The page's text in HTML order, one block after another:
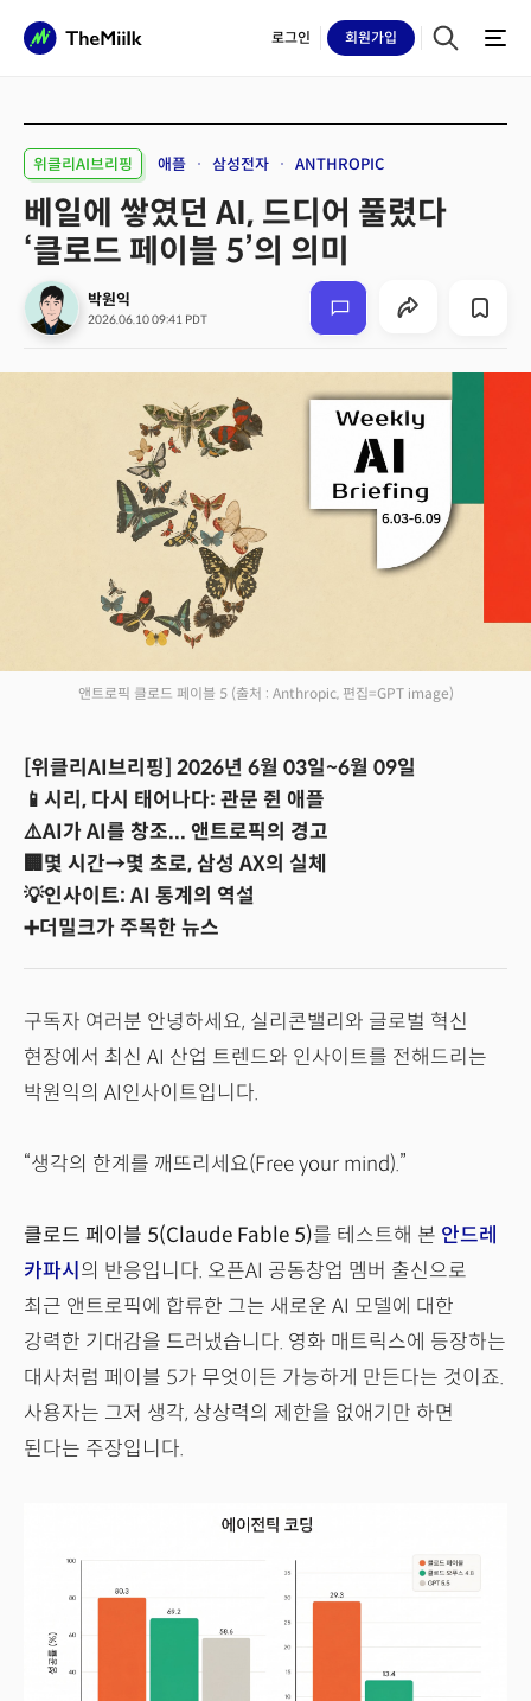
로그인 회원가입
위클리AI브리핑 애플 삼성전자 ANTHROPIC
베일에 쌓였던 AI, 드디어 풀렸다
‘클로드 페이블 5’의 의미
박원익
2026.06.10 09:41 PDT
앤트로픽 클로드 페이블 5 (출처 : Anthropic, 편집=GPT image)
[위클리AI브리핑] 2026년 6월 03일~6월 09일
📱시리, 다시 태어나다: 관문 쥔 애플
⚠️AI가 AI를 창조... 앤트로픽의 경고
🏢몇 시간→몇 초로, 삼성 AX의 실체
💡인사이트: AI 통계의 역설
➕더밀크가 주목한 뉴스
구독자 여러분 안녕하세요, 실리콘밸리와 글로벌 혁신
현장에서 최신 AI 산업 트렌드와 인사이트를 전해드리는
박원익의 AI인사이트입니다.
“생각의 한계를 깨뜨리세요(Free your mind).”
클로드 페이블 5(Claude Fable 5)를 테스트해 본 안드레
카파시 의 반응입니다. 오픈AI 공동창업 멤버 출신으로
최근 앤트로픽에 합류한 그는 새로운 AI 모델에 대한
강력한 기대감을 드러냈습니다. 영화 매트릭스에 등장하는
대사처럼 페이블 5가 무엇이든 가능하게 만든다는 것이죠.
사용자는 그저 생각, 상상력의 제한을 없애기만 하면
된다는 주장입니다.